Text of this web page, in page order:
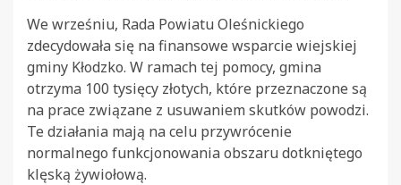
We wrześniu, Rada Powiatu Oleśnickiego
zdecydowała się na finansowe wsparcie wiejskiej
gminy Kłodzko. W ramach tej pomocy, gmina
otrzyma 100 tysięcy złotych, które przeznaczone są
na prace związane z usuwaniem skutków powodzi.
Te działania mają na celu przywrócenie
normalnego funkcjonowania obszaru dotkniętego
klęską żywiołową.